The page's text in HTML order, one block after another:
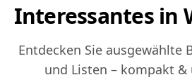
Interessantes in
Entdecken Sie ausgewählte
und Listen – kompakt